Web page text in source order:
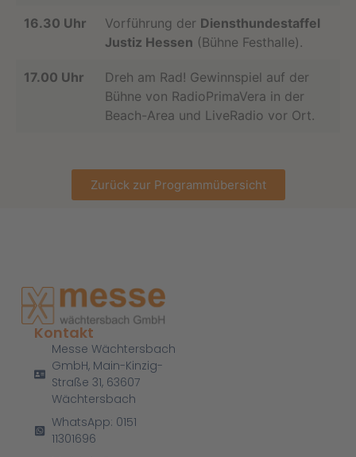
16.30 Uhr Vorführung der Diensthundestaffel
Justiz Hessen (Bühne Festhalle).
17.00 Uhr
Dreh am Rad! Gewinnspiel auf der
Bühne von RadioPrimaVera in der
Beach-Area und LiveRadio vor Ort.
Zurück zur Programmübersicht
Kontakt
Messe Wächtersbach
GmbH, Main-Kinzig-
Straße 31, 63607
Wächtersbach
WhatsApp: 0151
11301696